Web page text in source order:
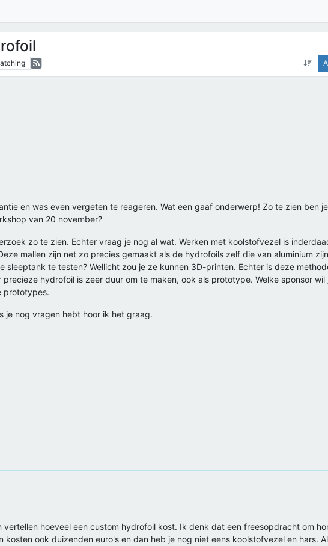
en was even vergeten te reageren. Wat een gaaf onderwerp! Zo te zien ben
van 20 november?
zo te zien. Echter vraag je nog al wat. Werken met koolstofvezel is
mallen zijn net zo precies gemaakt als de hydrofoils zelf die van aluminium
sleeptank te testen? Wellicht zou je ze kunnen 3D-printen. Echter is deze
hydrofoil is zeer duur om te maken, ook als prototype. Welke sponsor wil
prototypes.
je nog vragen hebt hoor ik het graag.
hoeveel een custom hydrofoil kost. Ik denk dat een freesopdracht om
kosten ook duizenden euro's en dan heb je nog niet eens koolstofvezel en hars.